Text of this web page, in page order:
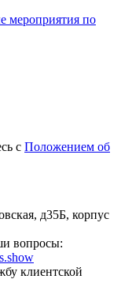
мероприятия по
с Положением об
д35Б, корпус
вопросы:
клиентской